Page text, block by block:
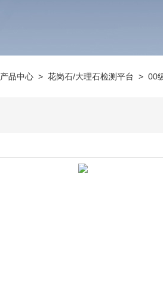
产品中心 > 花岗石/大理石检测平台 > 00